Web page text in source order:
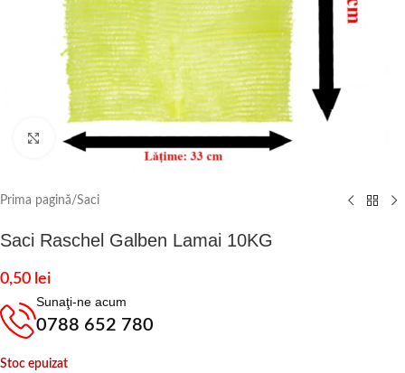
Click to enlarge
Prima pagină/Saci
Saci Raschel Galben Lamai 10KG
0,50 lei
Sunaţi-ne acum
0788 652 780
Stoc epuizat